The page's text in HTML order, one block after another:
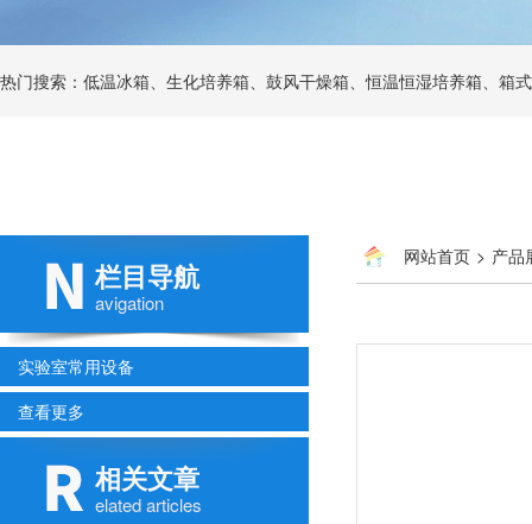
热门搜索：低温冰箱、生化培养箱、鼓风干燥箱、恒温恒湿培养箱、箱
栏目导航
avigation
实验室常用设备
查看更多
相关文章
elated articles
网站首页 > 产品